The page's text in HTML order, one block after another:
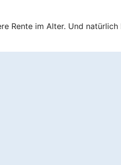
Rente im Alter. Und